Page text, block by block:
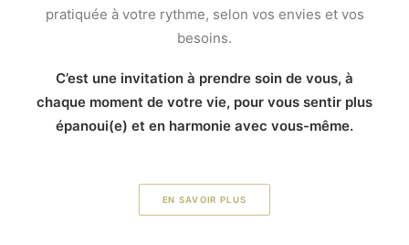
pratiquée à votre rythme, selon vos envies et vos
besoins.
C’est une invitation à prendre soin de vous, à
chaque moment de votre vie, pour vous sentir plus
épanoui(e) et en harmonie avec vous-même.
EN SAVOIR PLUS